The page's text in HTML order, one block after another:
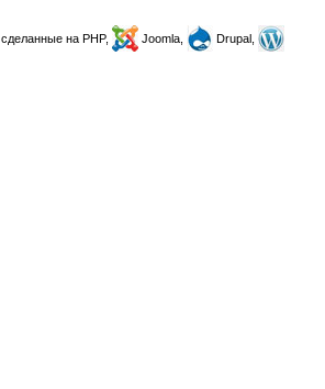
, сделанные на PHP, Joomla,
Drupal,